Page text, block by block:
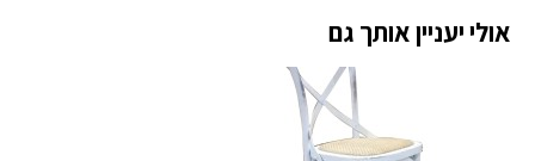
אולי יעניין אותך גם